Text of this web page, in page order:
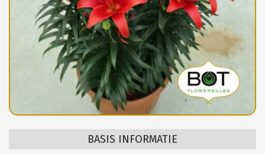
BASIS INFORMATIE